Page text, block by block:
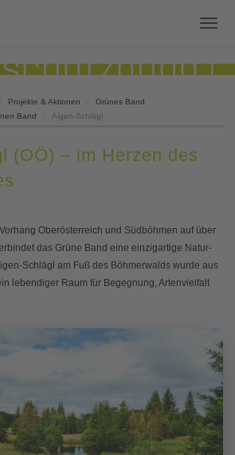
Projekte & Aktionen
Grünes Band
Band
Aigen-Schlägl
(OÖ) – im Herzen des
Oberösterreich und Südböhmen auf über
das Grüne Band eine einzigartige Natur-
Schlägl am Fuß des Böhmerwalds wurde aus
lebendiger Raum für Begegnung, Artenvielfalt